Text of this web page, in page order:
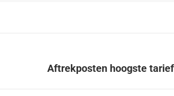
Aftrekposten hoogste